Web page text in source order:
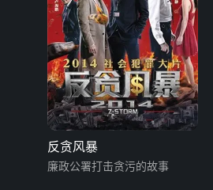
反贪风暴
廉政公署打击贪污的故事